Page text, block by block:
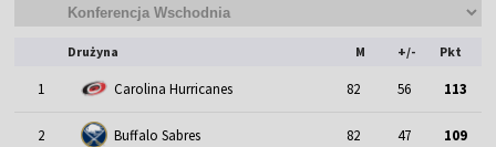
Drużyna M +/- Pkt
1 Carolina Hurricanes 82 56 113
2 Buffalo Sabres 82 47 109